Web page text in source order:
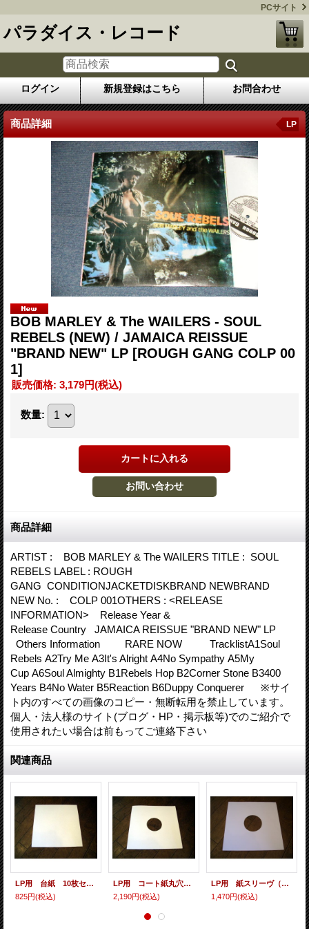
PCサイト
パラダイス・レコード
ログイン 新規登録はこちら お問合わせ
商品詳細 LP
BOB MARLEY & The WAILERS - SOUL
REBELS (NEW) / JAMAICA REISSUE
"BRAND NEW" LP [ROUGH GANG COLP 00
1]
販売価格: 3,179円(税込)
数量:
商品詳細
ARTIST : BOB MARLEY & The WAILERS TITLE : SOUL
REBELS LABEL : ROUGH
GANG CONDITIONJACKETDISKBRAND NEWBRAND
NEW No. : COLP 001OTHERS : <RELEASE
INFORMATION> Release Year &
Release Country JAMAICA REISSUE "BRAND NEW" LP
Others Information RARE NOW TracklistA1Soul
Rebels A2Try Me A3It's Alright A4No Sympathy A5My
Cup A6Soul Almighty B1Rebels Hop B2Corner Stone B3400
Years B4No Water B5Reaction B6Duppy Conquerer ※サイ
ト内のすべての画像のコピー・無断転用を禁止しています。
個人・法人様のサイト(ブログ・HP・掲示板等)でのご紹介で
使用されたい場合は前もってご連絡下さい
関連商品
LP用 台紙 10枚セット
825円(税込)
LP用 コート紙丸穴ジャケ 10枚セット
2,190円(税込)
LP用 紙スリーヴ（レギュラー 四角の角） 10枚セット
1,470円(税込)